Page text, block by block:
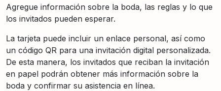
Agregue información sobre la boda, las reglas y lo que
los invitados pueden esperar.
La tarjeta puede incluir un enlace personal, así como
un código QR para una invitación digital personalizada.
De esta manera, los invitados que reciban la invitación
en papel podrán obtener más información sobre la
boda y confirmar su asistencia en línea.